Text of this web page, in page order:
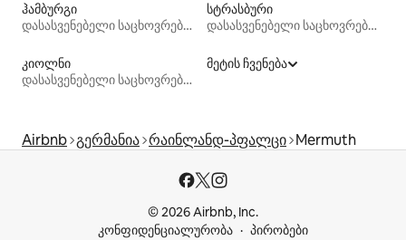
ჰამბურგი
დასასვენებელი საცხოვრებლები
სტრასბური
დასასვენებელი საცხოვრებლები
კიოლნი
დასასვენებელი საცხოვრებლები
მეტის ჩვენება
Airbnb გერმანია რაინლანდ-პფალცი Mermuth
© 2026 Airbnb, Inc.
კონფიდენციალურობა
პირობები